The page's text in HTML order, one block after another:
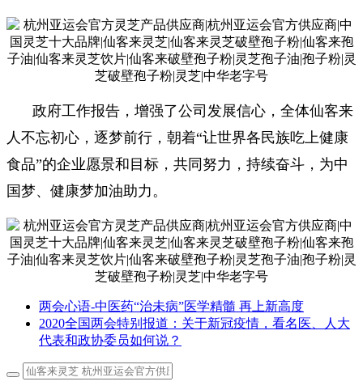
政府工作报告，增强了公司发展信心，全体仙客来
人不忘初心，逐梦前行，朝着“让世界各民族吃上健康
食品”的企业愿景和目标，共同努力，持续奋斗，为中
国梦、健康梦加油助力。
两会心语-中医药“治未病”医学精髓 再上新高度
2020全国两会特别报道：关于新冠疫情，看名医、人大
代表和政协委员如何说？